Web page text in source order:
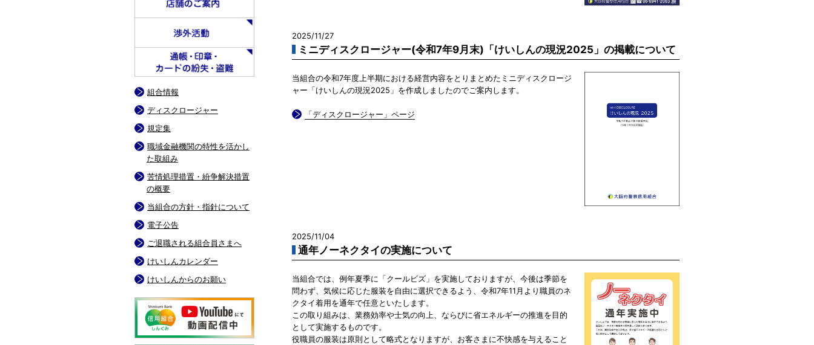
2025/11/27
ミニディスクロージャー(令和7年9月末)「けいしんの現況2025」の掲載について
当組合の令和7年度上半期における経営内容をとりまとめたミニディスクロージ
ャー「けいしんの現況2025」を作成しましたのでご案内します。
「ディスクロージャー」ページ
2025/11/04
通年ノーネクタイの実施について
当組合では、例年夏季に「クールビズ」を実施しておりますが、今後は季節を
問わず、気候に応じた服装を自由に選択できるよう、令和7年11月より職員のネ
クタイ着用を通年で任意といたします。
この取り組みは、業務効率や士気の向上、ならびに省エネルギーの推進を目的
として実施するものです。
役職員の服装は原則として略式となりますが、お客さまに不快感を与えること
組合情報
ディスクロージャー
規定集
職域金融機関の特性を活かし
た取組み
苦情処理措置・紛争解決措置
の概要
当組合の方針・指針について
電子公告
ご退職される組合員さまへ
けいしんカレンダー
けいしんからのお願い